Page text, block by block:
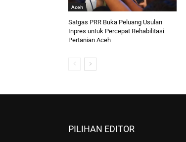
Aceh
Satgas PRR Buka Peluang Usulan
Inpres untuk Percepat Rehabilitasi
Pertanian Aceh
PILIHAN EDITOR